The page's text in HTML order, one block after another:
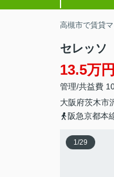
高槻市で賃貸
セレッソ
13.5万円
管理/共益費
大阪府茨木市
阪急京都本
1/29